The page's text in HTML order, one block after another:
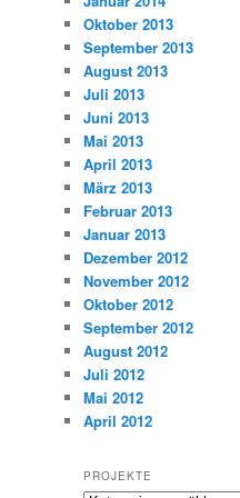
Oktober 2013
September 2013
August 2013
Juli 2013
Juni 2013
Mai 2013
April 2013
März 2013
Februar 2013
Januar 2013
Dezember 2012
November 2012
Oktober 2012
September 2012
August 2012
Juli 2012
Mai 2012
April 2012
PROJEKTE